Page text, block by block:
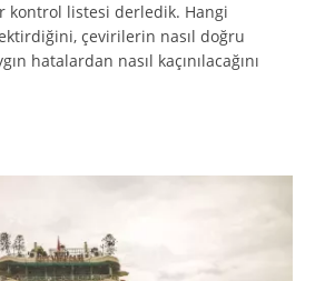
kontrol listesi derledik. Hangi
çevirilerin nasıl doğru
hatalardan nasıl kaçınılacağını